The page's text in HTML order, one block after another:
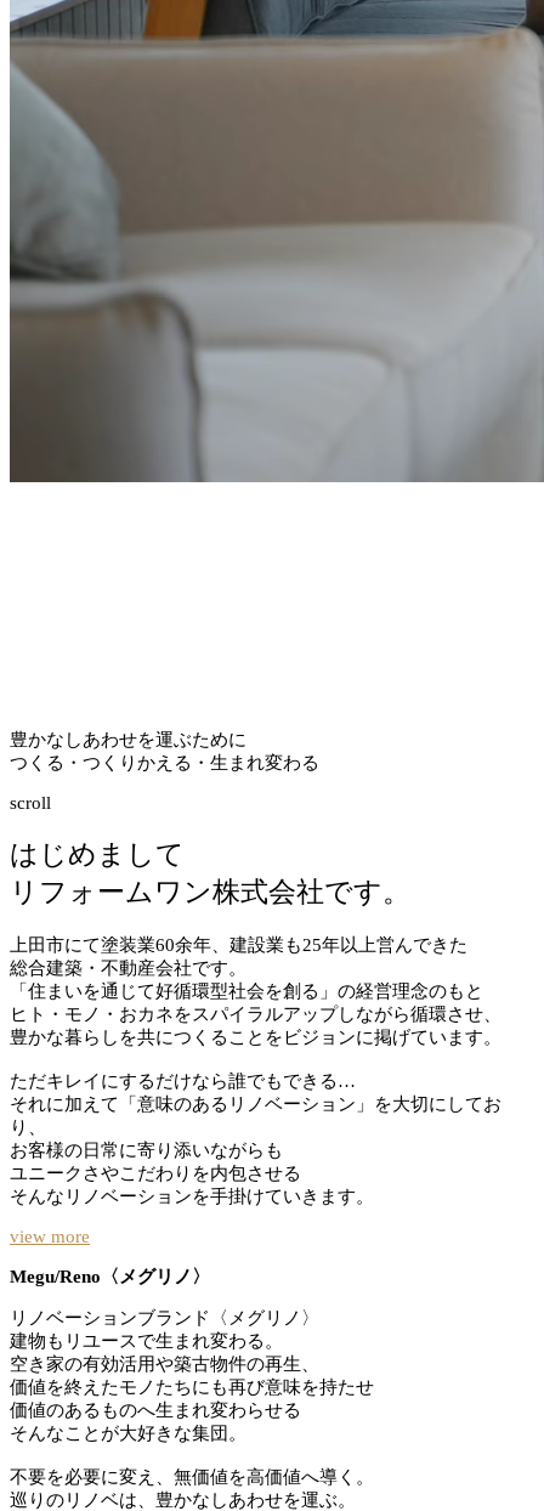
豊かなしあわせを運ぶために
つくる・つくりかえる・生まれ変わる
scroll
はじめまして
リフォームワン株式会社です。
上田市にて塗装業60余年、建設業も25年以上営んできた
総合建築・不動産会社です。
「住まいを通じて好循環型社会を創る」の経営理念のもと
ヒト・モノ・おカネをスパイラルアップしながら循環させ、
豊かな暮らしを共につくることをビジョンに掲げています。
ただキレイにするだけなら誰でもできる…
それに加えて「意味のあるリノベーション」を大切にしてお
り、
お客様の日常に寄り添いながらも
ユニークさやこだわりを内包させる
そんなリノベーションを手掛けていきます。
view more
Megu/Reno〈メグリノ〉
リノベーションブランド〈メグリノ〉
建物もリユースで生まれ変わる。
空き家の有効活用や築古物件の再生、
価値を終えたモノたちにも再び意味を持たせ
価値のあるものへ生まれ変わらせる
そんなことが大好きな集団。
不要を必要に変え、無価値を高価値へ導く。
巡りのリノベは、豊かなしあわせを運ぶ。